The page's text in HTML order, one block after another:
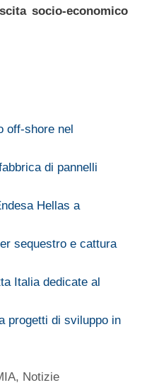
socio-economico
off-shore nel
di pannelli
Hellas a
sequestro e cattura
Italia dedicate al
progetti di sviluppo in
, Notizie